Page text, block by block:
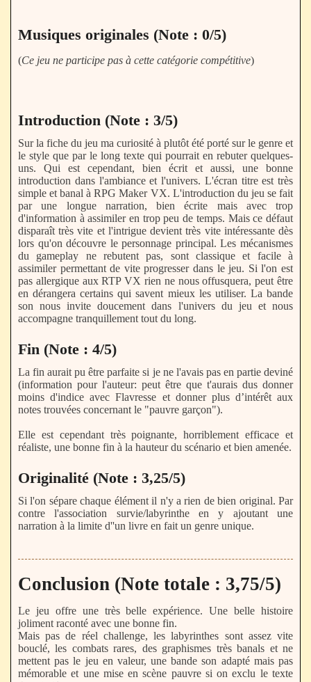
Musiques originales (Note : 0/5)
(Ce jeu ne participe pas à cette catégorie compétitive)
Introduction (Note : 3/5)
Sur la fiche du jeu ma curiosité à plutôt été porté sur le genre et
le style que par le long texte qui pourrait en rebuter quelques-
uns. Qui est cependant, bien écrit et aussi, une bonne
introduction dans l'ambiance et l'univers. L'écran titre est très
simple et banal à RPG Maker VX. L'introduction du jeu se fait
par une longue narration, bien écrite mais avec trop
d'information à assimiler en trop peu de temps. Mais ce défaut
disparaît très vite et l'intrigue devient très vite intéressante dès
lors qu'on découvre le personnage principal. Les mécanismes
du gameplay ne rebutent pas, sont classique et facile à
assimiler permettant de vite progresser dans le jeu. Si l'on est
pas allergique aux RTP VX rien ne nous offusquera, peut être
en dérangera certains qui savent mieux les utiliser. La bande
son nous invite doucement dans l'univers du jeu et nous
accompagne tranquillement tout du long.
Fin (Note : 4/5)
La fin aurait pu être parfaite si je ne l'avais pas en partie deviné
(information pour l'auteur: peut être que t'aurais dus donner
moins d'indice avec Flavresse et donner plus d’intérêt aux
notes trouvées concernant le "pauvre garçon").
Elle est cependant très poignante, horriblement efficace et
réaliste, une bonne fin à la hauteur du scénario et bien amenée.
Originalité (Note : 3,25/5)
Si l'on sépare chaque élément il n'y a rien de bien original. Par
contre l'association survie/labyrinthe en y ajoutant une
narration à la limite d''un livre en fait un genre unique.
Conclusion (Note totale : 3,75/5)
Le jeu offre une très belle expérience. Une belle histoire
joliment raconté avec une bonne fin.
Mais pas de réel challenge, les labyrinthes sont assez vite
bouclé, les combats rares, des graphismes très banals et ne
mettent pas le jeu en valeur, une bande son adapté mais pas
mémorable et une mise en scène pauvre si on exclu le texte